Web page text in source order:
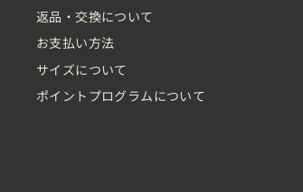
返品・交換について
お支払い方法
サイズについて
ポイントプログラムについて